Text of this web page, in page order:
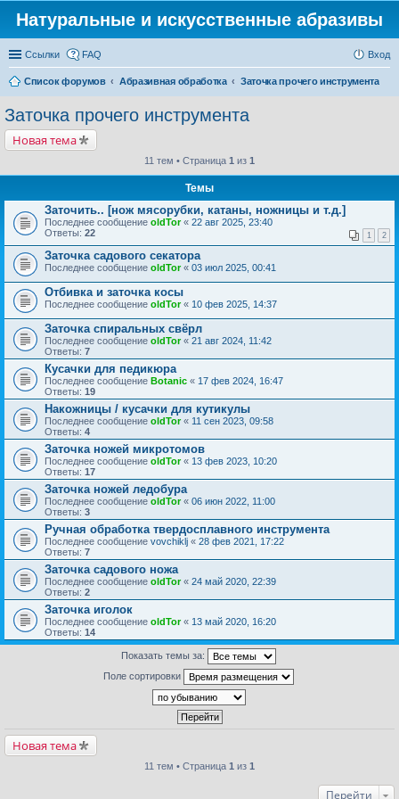
Натуральные и искусственные абразивы
Ссылки FAQ Вход
Список форумов Абразивная обработка Заточка прочего инструмента
Заточка прочего инструмента
Новая тема
11 тем • Страница 1 из 1
Темы
Заточить.. [нож мясорубки, катаны, ножницы и т.д.]
Последнее сообщение oldTor« 22 авг 2025, 23:40
Ответы: 22 1 2
Заточка садового секатора
Последнее сообщение oldTor« 03 июл 2025, 00:41
Отбивка и заточка косы
Последнее сообщение oldTor« 10 фев 2025, 14:37
Заточка спиральных свёрл
Последнее сообщение oldTor« 21 авг 2024, 11:42
Ответы: 7
Кусачки для педикюра
Последнее сообщение Botanic « 17 фев 2024, 16:47
Ответы: 19
Накожницы / кусачки для кутикулы
Последнее сообщение oldTor« 11 сен 2023, 09:58
Ответы: 4
Заточка ножей микротомов
Последнее сообщение oldTor« 13 фев 2023, 10:20
Ответы: 17
Заточка ножей ледобура
Последнее сообщение oldTor« 06 июн 2022, 11:00
Ответы: 3
Ручная обработка твердосплавного инструмента
Последнее сообщение vovchiklj « 28 фев 2021, 17:22
Ответы: 7
Заточка садового ножа
Последнее сообщение oldTor« 24 май 2020, 22:39
Ответы: 2
Заточка иголок
Последнее сообщение oldTor« 13 май 2020, 16:20
Ответы: 14
Показать темы за:
Поле сортировки
Новая тема
11 тем • Страница 1 из 1
Перейти